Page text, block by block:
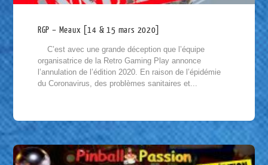
RGP – Meaux [14 & 15 mars 2020]
C’est avec une grande déception que l’équipe
organisatrice de la Retro Gaming Play annonce
l’annulation de l’édition 2020. En raison de l’épidémie
du Coronavirus, des problèmes sanitaires et...